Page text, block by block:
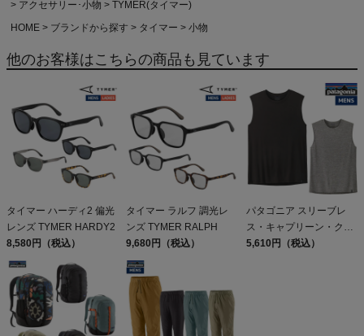
アクセサリー･小物
TYMER(タイマー)
HOME
ブランドから探す タイマー 小物
他のお客様はこちらの商品も見ています
タイマー ハーディ2 偏光
レンズ TYMER HARDY2
8,580円（税込）
タイマー ラルフ 調光レ
ンズ TYMER RALPH
9,680円（税込）
パタゴニア スリーブレ
ス・キャプリーン・クー
ル・デイリー・シャツ
5,610円（税込）